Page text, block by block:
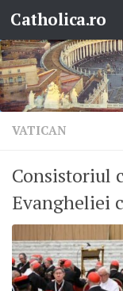
Skip to content
Catholica.ro
VATICAN
Consistoriul
Evangheliei